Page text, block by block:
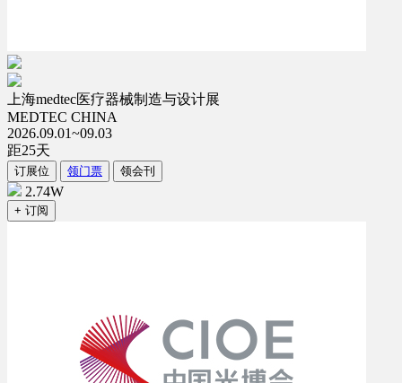
上海medtec医疗器械制造与设计展
MEDTEC CHINA
2026.09.01~09.03
距25天
订展位 领门票 领会刊
2.74W
+ 订阅